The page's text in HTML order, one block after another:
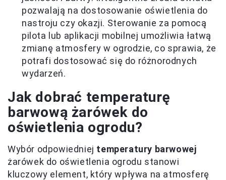
pozwalają na dostosowanie oświetlenia do
nastroju czy okazji. Sterowanie za pomocą
pilota lub aplikacji mobilnej umożliwia łatwą
zmianę atmosfery w ogrodzie, co sprawia, że
potrafi dostosować się do różnorodnych
wydarzeń.
Jak dobrać temperaturę
barwową żarówek do
oświetlenia ogrodu?
Wybór odpowiedniej temperatury barwowej
żarówek do oświetlenia ogrodu stanowi
kluczowy element, który wpływa na atmosferę